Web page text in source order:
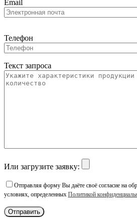
Email
Телефон
Текст запроса
Или загрузите заявку:
Отправляя форму Вы даёте своё согласие на
условиях, определенных Политикой